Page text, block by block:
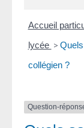
Accueil
lycée >
collégien ?
Question-